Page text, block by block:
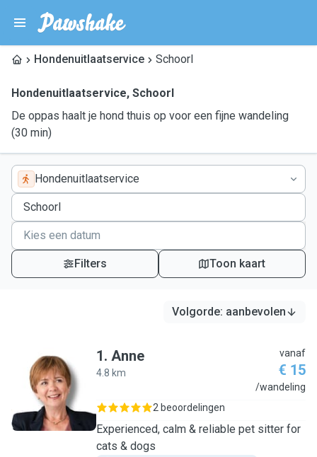
Hondenuitlaatservice Schoorl
Hondenuitlaatservice, Schoorl
De oppas haalt je hond thuis op voor een fijne wandeling
(30 min)
Hondenuitlaatservice
Filters Toon kaart
Volgorde: aanbevolen
A
1. Anne
4.8 km
vanaf
€ 15
/wandeling
2 beoordelingen
Experienced, calm & reliable pet sitter for
cats & dogs